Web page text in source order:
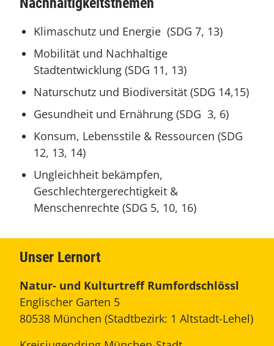
Klimaschutz und Energie (SDG 7, 13)
Mobilität und Nachhaltige
Stadtentwicklung (SDG 11, 13)
Naturschutz und Biodiversität (SDG 14,15)
Gesundheit und Ernährung (SDG 3, 6)
Konsum, Lebensstile & Ressourcen (SDG
12, 13, 14)
Ungleichheit bekämpfen,
Geschlechtergerechtigkeit &
Menschenrechte (SDG 5, 10, 16)
Unser Lernort
Natur- und Kulturtreff Rumfordschlössl
Englischer Garten 5
80538 München (Stadtbezirk: 1 Altstadt-Lehel)